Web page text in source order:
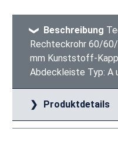
Beschreibung
Rechteckrohr 60/
mm Kunststoff-
Abdeckleiste Typ: A
Produktdetails